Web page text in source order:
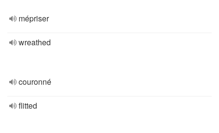
mépriser
wreathed
couronné
flitted